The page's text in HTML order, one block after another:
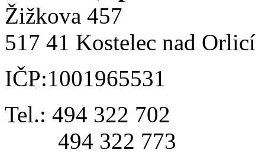
Žižkova 457
517 41 Kostelec nad Orlicí
IČP:1001965531
Tel.: 494 322 702
494 322 773